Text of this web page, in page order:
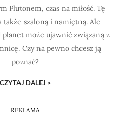
Plutonem, czas na miłość. Tę
także szaloną i namiętną. Ale
planet może ujawnić związaną z
Czy na pewno chcesz ją
poznać?
CZYTAJ DALEJ >
REKLAMA